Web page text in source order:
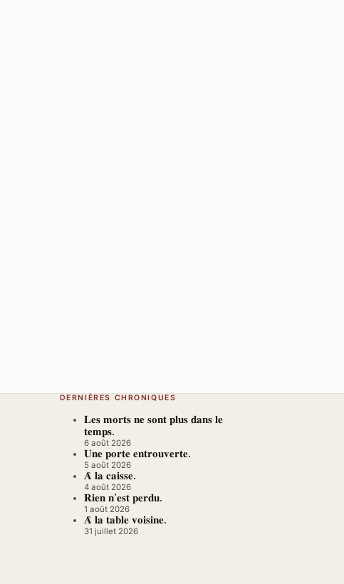
DERNIÈRES CHRONIQUES
𝐋𝐞𝐬 𝐦𝐨𝐫𝐭𝐬 𝐧𝐞 𝐬𝐨𝐧𝐭 𝐩𝐥𝐮𝐬 𝐝𝐚𝐧𝐬 𝐥𝐞
𝐭𝐞𝐦𝐩𝐬.
6 août 2026
𝐔𝐧𝐞 𝐩𝐨𝐫𝐭𝐞 𝐞𝐧𝐭𝐫𝐨𝐮𝐯𝐞𝐫𝐭𝐞.
5 août 2026
𝐀̀ 𝐥𝐚 𝐜𝐚𝐢𝐬𝐬𝐞.
4 août 2026
𝐑𝐢𝐞𝐧 𝐧’𝐞𝐬𝐭 𝐩𝐞𝐫𝐝𝐮.
1 août 2026
𝐀̀ 𝐥𝐚 𝐭𝐚𝐛𝐥𝐞 𝐯𝐨𝐢𝐬𝐢𝐧𝐞.
31 juillet 2026